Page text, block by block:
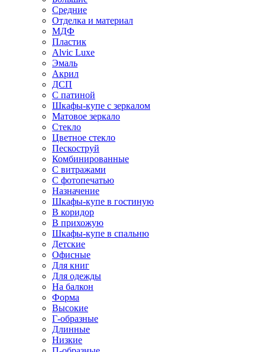
Средние
Отделка и материал
МДФ
Пластик
Alvic Luxe
Эмаль
Акрил
ДСП
С патиной
Шкафы-купе с зеркалом
Матовое зеркало
Стекло
Цветное стекло
Пескоструй
Комбинированные
С витражами
С фотопечатью
Назначение
Шкафы-купе в гостиную
В коридор
В прихожую
Шкафы-купе в спальню
Детские
Офисные
Для книг
Для одежды
На балкон
Форма
Высокие
Г-образные
Длинные
Низкие